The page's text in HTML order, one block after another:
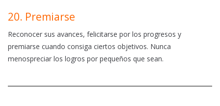
20. Premiarse
Reconocer sus avances, felicitarse por los progresos y
premiarse cuando consiga ciertos objetivos. Nunca
menospreciar los logros por pequeños que sean.